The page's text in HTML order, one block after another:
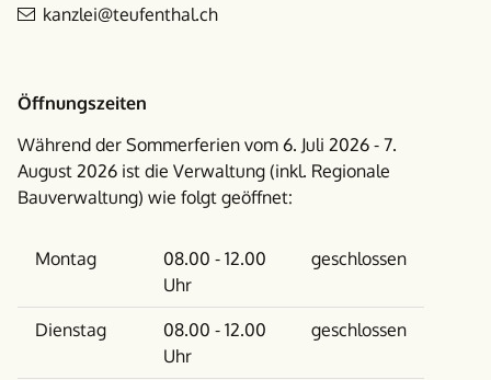
kanzlei@teufenthal.ch
Öffnungszeiten
Während der Sommerferien vom 6. Juli 2026 - 7.
August 2026 ist die Verwaltung (inkl. Regionale
Bauverwaltung) wie folgt geöffnet:
Wochentag Vormittag Nachmittag
Montag
08.00 - 12.00
Uhr
geschlossen
Dienstag
08.00 - 12.00
Uhr
geschlossen